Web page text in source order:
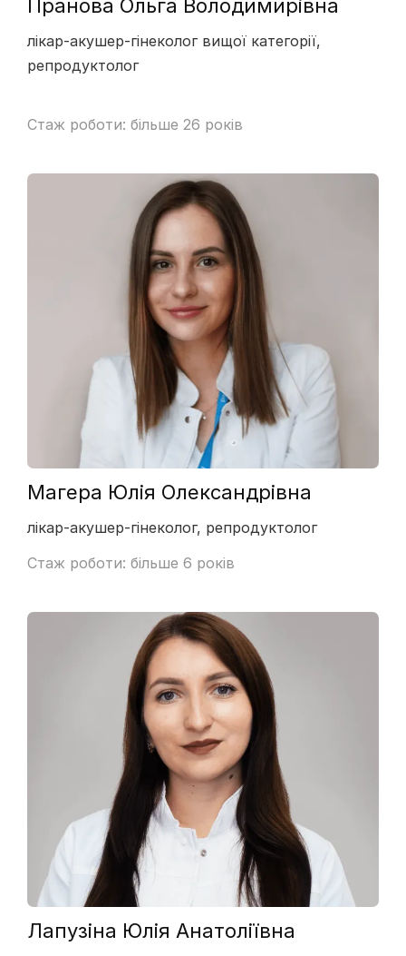
Пранова Ольга Володимирівна
лікар-акушер-гінеколог вищої категорії,
репродуктолог
Стаж роботи: більше 26 років
Мaгера Юлія Олександрівна
лікар-акушер-гінеколог, репродуктолог
Стаж роботи: більше 6 років
Лапузіна Юлія Анатоліївна